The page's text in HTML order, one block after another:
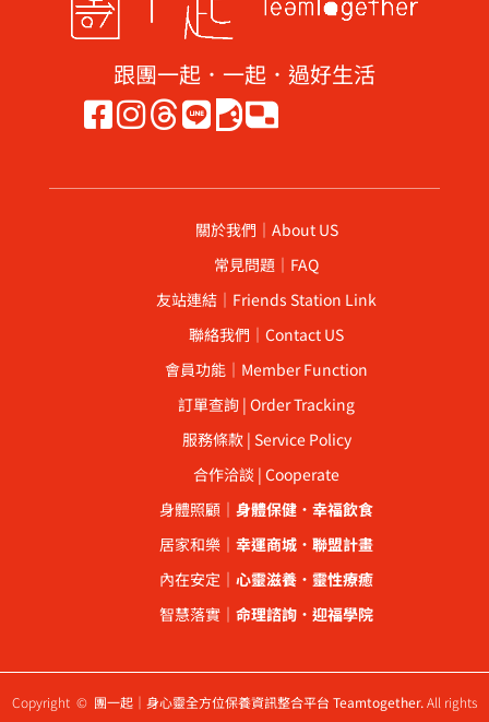
跟團一起．一起．過好生活
關於我們｜About US
常見問題｜FAQ
友站連結｜Friends Station Link
聯絡我們｜Contact US
會員功能｜Member Function
訂單查詢 | Order Tracking
服務條款 | Service Policy
合作洽談 | Cooperate
身體照顧｜ 身體保健 ． 幸福飲食
居家和樂｜ 幸運商城 ． 聯盟計畫
內在安定｜ 心靈滋養 ． 靈性療癒
智慧落實｜ 命理諮詢 ． 迎福學院
Copyright © 團一起｜身心靈全方位保養資訊整合平台 Teamtogether. All rights